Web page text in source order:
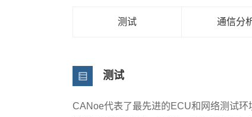
测试 通信分
测试
CANoe代表了最先进的ECU和网络测试